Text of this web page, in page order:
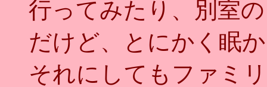
行ってみたり、別室
だけど、とにかく眠
それにしてもファミ